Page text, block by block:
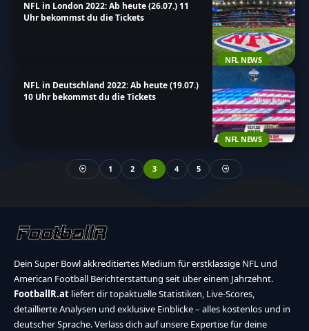
NFL NEWS
NFL in London 2022: Ab heute (26.07.) 11
Uhr bekommst du die Tickets
NFL NEWS
NFL in Deutschland 2022: Ab heute (19.07.)
10 Uhr bekommst du die Tickets
1 2 3 4 5
Dein Super Bowl akkreditiertes Medium für erstklassige NFL und
American Football Berichterstattung seit über einem Jahrzehnt.
FootballR.at liefert dir topaktuelle Statistiken, Live-Scores,
detaillierte Analysen und exklusive Einblicke – alles kostenlos und in
deutscher Sprache. Verlass dich auf unsere Expertise für deine